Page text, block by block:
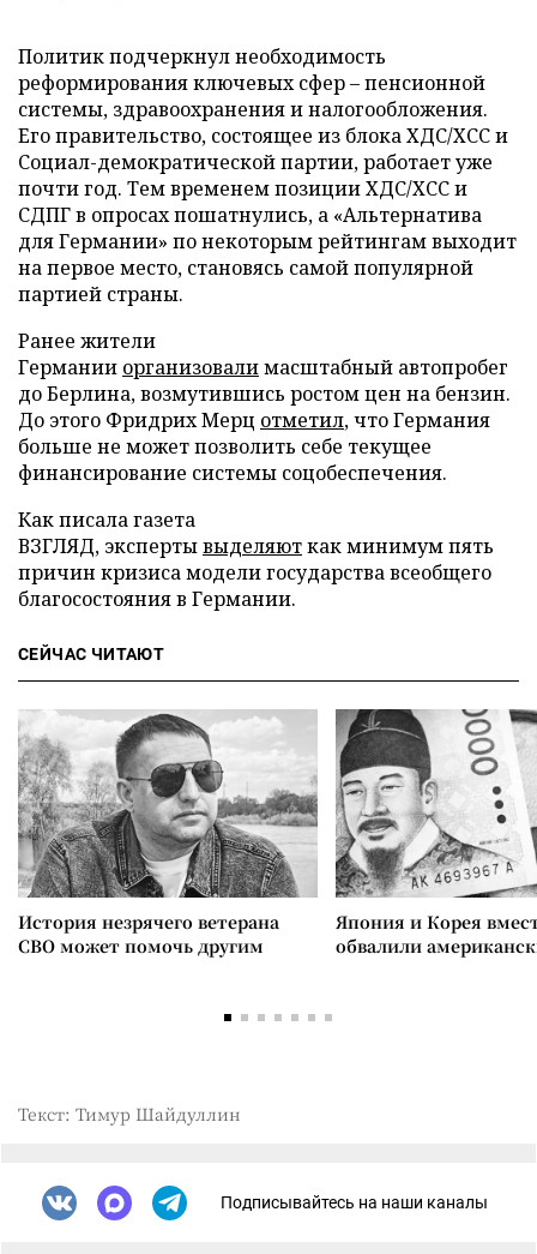
Политик подчеркнул необходимость
реформирования ключевых сфер – пенсионной
системы, здравоохранения и налогообложения.
Его правительство, состоящее из блока ХДС/ХСС и
Социал-демократической партии, работает уже
почти год. Тем временем позиции ХДС/ХСС и
СДПГ в опросах пошатнулись, а «Альтернатива
для Германии» по некоторым рейтингам выходит
на первое место, становясь самой популярной
партией страны.
Ранее жители
Германии организовалимасштабный автопробег
до Берлина, возмутившись ростом цен на бензин.
До этого Фридрих Мерц отметил, что Германия
больше не может позволить себе текущее
финансирование системы соцобеспечения.
Как писала газета
ВЗГЛЯД, экспертывыделяюткак минимум пять
причин кризиса модели государства всеобщего
благосостояния в Германии.
СЕЙЧАС ЧИТАЮТ
История незрячего ветерана
СВО может помочь другим
Япония и Корея
обвалили
Текст: Тимур Шайдуллин
Подписывайтесь на наши каналы